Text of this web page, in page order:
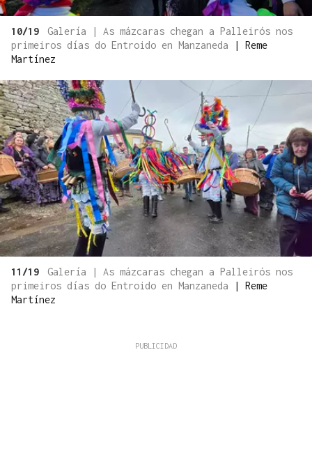
10/19
Galería | As mázcaras chegan a Palleirós nos
primeiros días do Entroido en Manzaneda
| Reme
Martínez
11/19
Galería | As mázcaras chegan a Palleirós nos
primeiros días do Entroido en Manzaneda
| Reme
Martínez